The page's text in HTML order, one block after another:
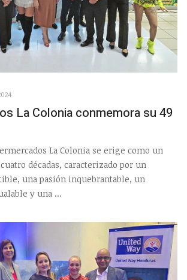
La Colonia conmemora su 49
La Colonia se erige como un
décadas, caracterizado por un
una pasión inquebrantable, un
y una ...